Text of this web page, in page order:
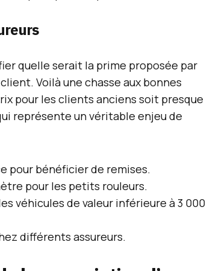
quelle serait la prime proposée par
Voilà une chasse aux bonnes
pour les clients anciens soit presque
représente un véritable enjeu de
pour bénéficier de remises.
pour les petits rouleurs.
véhicules de valeur inférieure à 3 000
différents assureurs.